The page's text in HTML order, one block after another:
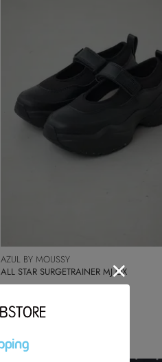
AZUL BY MOUSSY
ALL STAR SURGETRAINER MJ OX
￥16,500